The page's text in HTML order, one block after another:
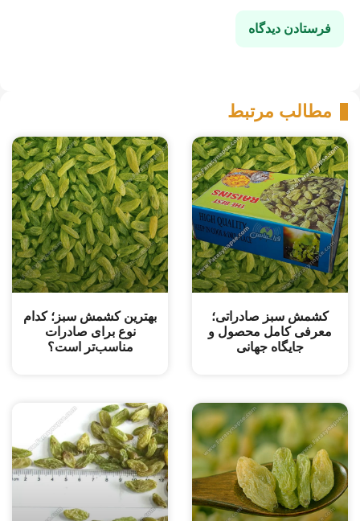
مطالب مرتبط
کشمش سبز صادراتی؛
معرفی کامل محصول و
جایگاه جهانی
بهترین کشمش سبز؛ کدام
نوع برای صادرات
مناسب‌تر است؟